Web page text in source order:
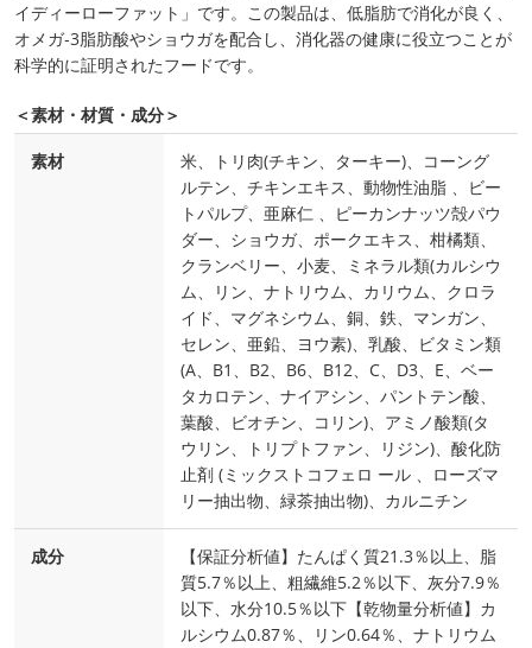
イディーローファット」です。この製品は、低脂肪で消化が良く、
オメガ‐3脂肪酸やショウガを配合し、消化器の健康に役立つことが
科学的に証明されたフードです。
＜素材・材質・成分＞
素材
米、トリ肉(チキン、ターキー)、コーング
ルテン、チキンエキス、動物性油脂 、ビー
トパルプ、亜麻仁 、ピーカンナッツ殻パウ
ダー、ショウガ、ポークエキス、柑橘類、
クランベリー、小麦、ミネラル類(カルシウ
ム、リン、ナトリウム、カリウム、クロラ
イド、マグネシウム、銅、鉄、マンガン、
セレン、亜鉛、ヨウ素)、乳酸、ビタミン類
(A、B1、B2、B6、B12、C、D3、E、ベー
タカロテン、ナイアシン、パントテン酸、
葉酸、ビオチン、コリン)、アミノ酸類(タ
ウリン、トリプトファン、リジン)、酸化防
止剤 (ミックストコフェロ ール 、ローズマ
リー抽出物、緑茶抽出物)、カルニチン
成分
【保証分析値】たんぱく質21.3％以上、脂
質5.7％以上、粗繊維5.2％以下、灰分7.9％
以下、水分10.5％以下【乾物量分析値】カ
ルシウム0.87％、リン0.64％、ナトリウム